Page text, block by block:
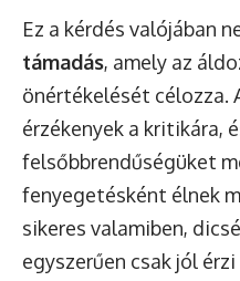
Ez a kérdés valójában
támadás, amely az
önértékelését célozza.
érzékenyek a kritikára,
felsőbbrendűségüket
fenyegetésként élnek
sikeres valamiben,
egyszerűen csak jól